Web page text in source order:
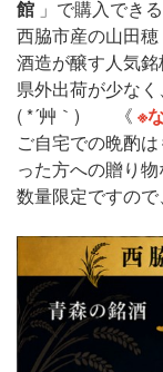
館 」で購入でき
西脇市産の山田
酒造が醸す人気銘
県外出荷が少な
( *´艸｀) 《 ※
ご自宅での晩酌
った方への贈り
数量限定ですの